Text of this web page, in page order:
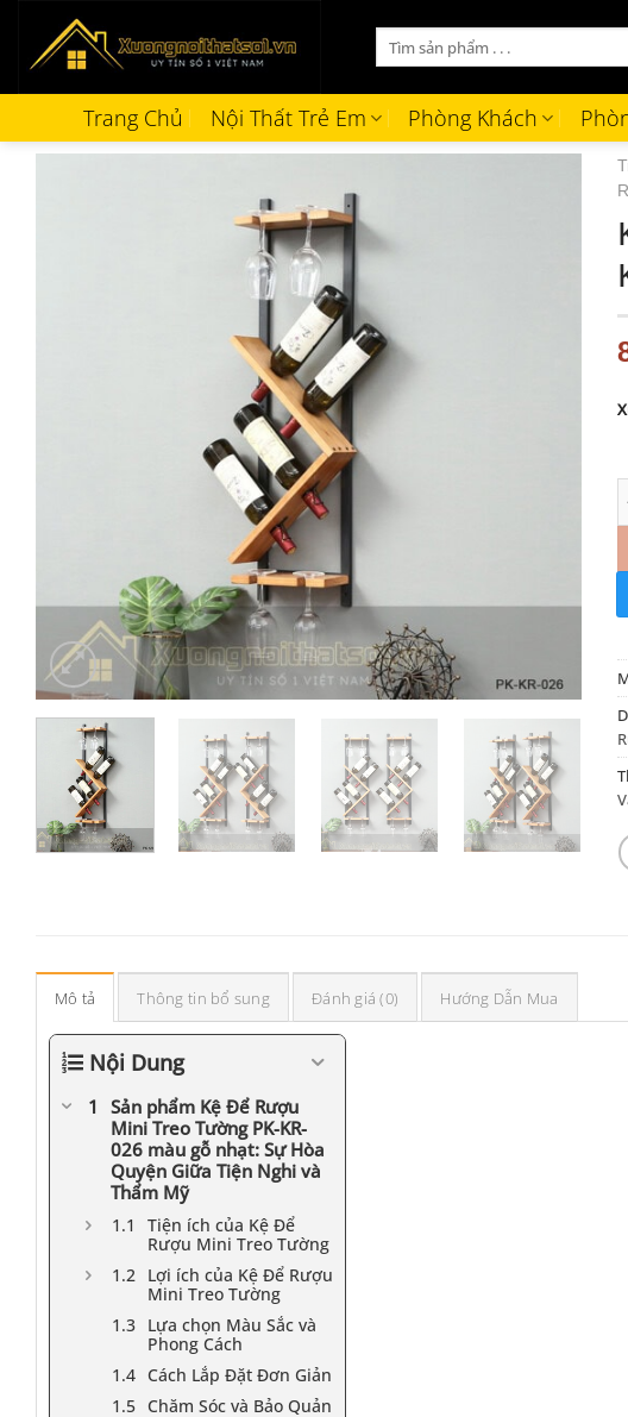
Tìm
kiếm:
Trang Chủ Nội Thất Trẻ Em Phòng Khách
Mô tả Thông tin bổ sung Đánh giá (0) Hướng Dẫn Mua
Nội Dung
Sản phẩm Kệ Để Rượu
Mini Treo Tường PK-KR-
026 màu gỗ nhạt: Sự Hòa
Quyện Giữa Tiện Nghi và
Thẩm Mỹ
Tiện ích của Kệ Để
Rượu Mini Treo Tường
Lợi ích của Kệ Để Rượu
Mini Treo Tường
Lựa chọn Màu Sắc và
Phong Cách
Cách Lắp Đặt Đơn Giản
Chăm Sóc và Bảo Quản